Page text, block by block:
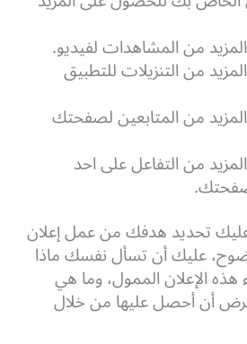
من المشاهدات لفيديو.
من التنزيلات للتطبيق
من المتابعين لصفحتك
من التفاعل على احد
عليك تحديد هدفك من عمل إعلان
عليك أن تسأل نفسك ماذا
هذه الإعلان الممول، وما هي
أن أحصل عليها من خلال